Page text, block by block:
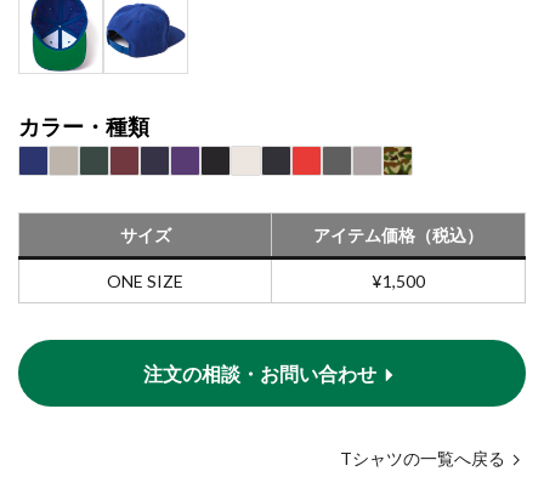
カラー・種類
サイズ アイテム価格（税込）
ONE SIZE ¥1,500
注文の相談・お問い合わせ
Tシャツの一覧へ戻る